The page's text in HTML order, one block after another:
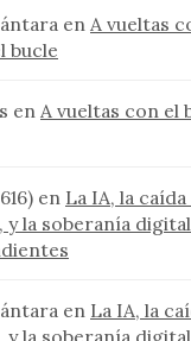
en A vueltas
bucle
en A vueltas con el
en La IA, la
y la soberanía
en La IA, la
y la soberanía